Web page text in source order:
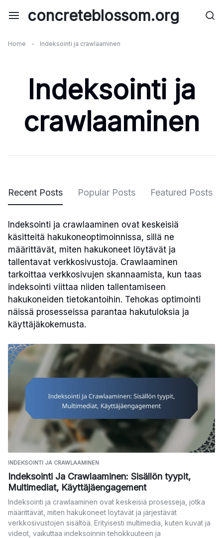
concreteblossom.org
Home - Indeksointi ja crawlaaminen
Indeksointi ja
crawlaaminen
Recent Posts Popular Posts Featured Posts
Indeksointi ja crawlaaminen ovat keskeisiä
käsitteitä hakukoneoptimoinnissa, sillä ne
määrittävät, miten hakukoneet löytävät ja
tallentavat verkkosivustoja. Crawlaaminen
tarkoittaa verkkosivujen skannaamista, kun taas
indeksointi viittaa niiden tallentamiseen
hakukoneiden tietokantoihin. Tehokas optimointi
näissä prosesseissa parantaa hakutuloksia ja
käyttäjäkokemusta.
INDEKSOINTI JA CRAWLAAMINEN
Indeksointi Ja Crawlaaminen: Sisällön tyypit,
Multimediat, Käyttäjäengagement
Indeksointi ja crawlaaminen ovat keskeisiä prosesseja, jotka
määrittävät, miten hakukoneet löytävät ja järjestävät
verkkosivustojen sisältöä. Erityisesti multimedia, kuten kuvat ja
videot, vaikuttaa indeksoinnin tehokkuuteen ja